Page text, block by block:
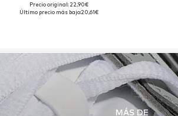
Precio original: 22,90€
Último precio más bajo:20,61€
MÁS DE